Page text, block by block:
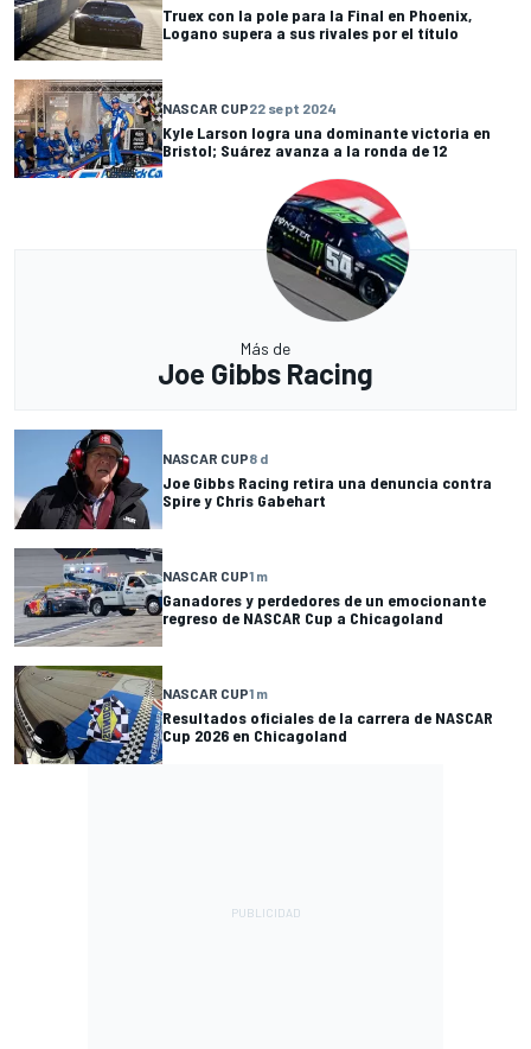
Truex con la pole para la Final en Phoenix,
Logano supera a sus rivales por el título
NASCAR CUP22 sept 2024
Kyle Larson logra una dominante victoria en
Bristol; Suárez avanza a la ronda de 12
Más de
Joe Gibbs Racing
NASCAR CUP8 d
Joe Gibbs Racing retira una denuncia contra
Spire y Chris Gabehart
NASCAR CUP1 m
Ganadores y perdedores de un emocionante
regreso de NASCAR Cup a Chicagoland
NASCAR CUP1 m
Resultados oficiales de la carrera de NASCAR
Cup 2026 en Chicagoland